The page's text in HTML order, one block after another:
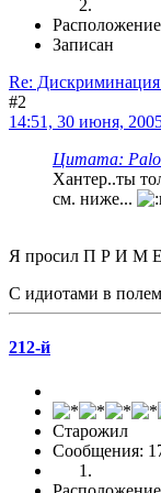
Записан
Re:
#2
14:51, 30 июня,
Цитата:
Хантер..ты
см. ниже...
Я просил П Р И М Е
С идиотами в
212-й
Старожил
Сообщения: